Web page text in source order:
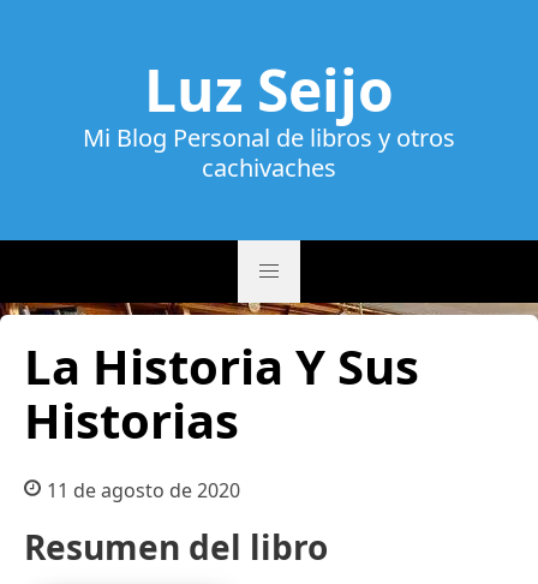
Luz Seijo
Mi Blog Personal de libros y otros
cachivaches
La Historia Y Sus
Historias
11 de agosto de 2020
Resumen del libro